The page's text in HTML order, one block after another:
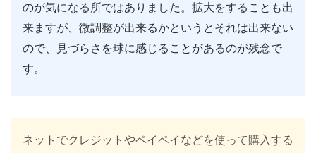
のが気になる所ではありました。拡大をすることも出
来ますが、微調整が出来るかというとそれは出来ない
ので、見づらさを球に感じることがあるのが残念で
す。
ネットでクレジットやペイペイなどを使って購入する